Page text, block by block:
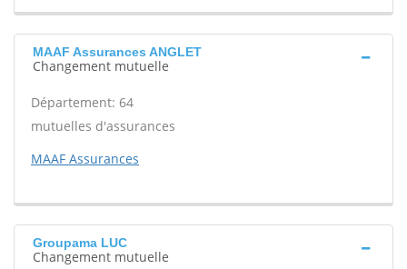
MAAF Assurances ANGLET
Changement mutuelle
Département: 64
mutuelles d'assurances
MAAF Assurances
Groupama LUC
Changement mutuelle